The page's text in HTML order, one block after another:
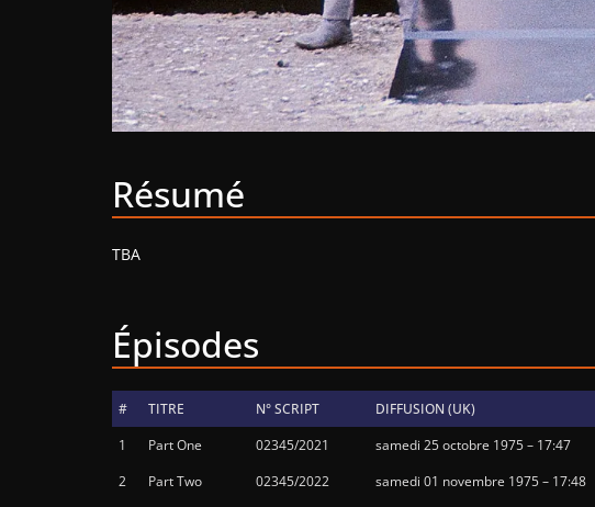
Résumé
TBA
Épisodes
# TITRE N° SCRIPT DIFFUSION (UK)
1
Part One 02345/2021 samedi 25 octobre 1975 – 17:47
2
Part Two 02345/2022 samedi 01 novembre 1975 – 17:48